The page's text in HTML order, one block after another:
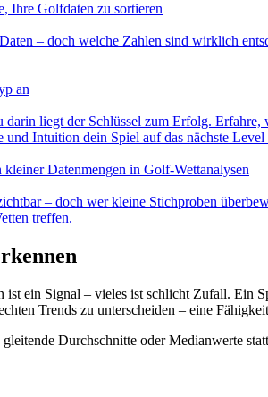
Ihre Golfdaten zu sortieren
– doch welche Zahlen sind wirklich
an
darin liegt der Schlüssel zum Erfolg.
und Intuition dein Spiel auf das nächste Level
Datenmengen in Golf-Wettanalysen
– doch wer kleine Stichproben
treffen.
ein Signal – vieles ist schlicht Zufall. Ein
Trends zu unterscheiden – eine
Durchschnitte oder Medianwerte